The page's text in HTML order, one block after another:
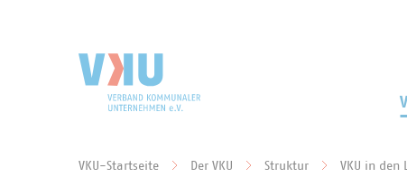
VKU-Startseite Der VKU Struktur VKU in den